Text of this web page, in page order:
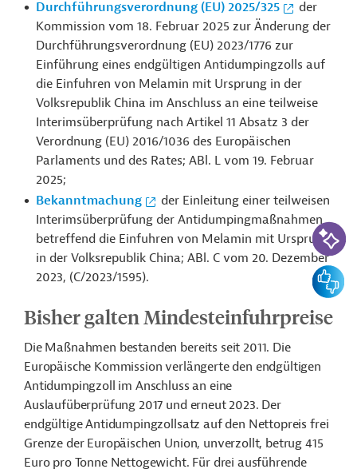
Durchführungsverordnung (EU) 2025/325
der
Kommission vom 18. Februar 2025 zur Änderung der
Durchführungsverordnung (EU) 2023/1776 zur
Einführung eines endgültigen Antidumpingzolls auf
die Einfuhren von Melamin mit Ursprung in der
Volksrepublik China im Anschluss an eine teilweise
Interimsüberprüfung nach Artikel 11 Absatz 3 der
Verordnung (EU) 2016/1036 des Europäischen
Parlaments und des Rates; ABl. L vom 19. Februar
2025;
Bekanntmachung
der Einleitung einer teilweisen
Interimsüberprüfung der Antidumpingmaßnahmen
betreffend die Einfuhren von Melamin mit Ursprung
in der Volksrepublik China; ABl. C vom 20. Dezember
2023, (C/2023/1595).
Bisher galten Mindesteinfuhrpreise
Die Maßnahmen bestanden bereits seit 2011. Die
Europäische Kommission verlängerte den endgültigen
Antidumpingzoll im Anschluss an eine
Auslaufüberprüfung 2017 und erneut 2023. Der
endgültige Antidumpingzollsatz auf den Nettopreis frei
Grenze der Europäischen Union, unverzollt, betrug 415
Euro pro Tonne Nettogewicht. Für drei ausführende
KI-